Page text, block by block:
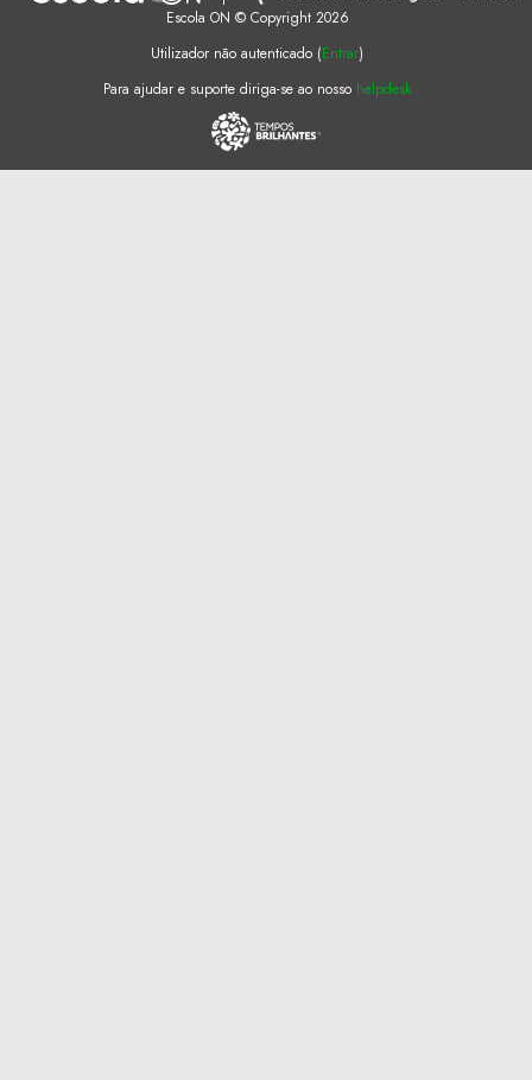
Escola ON © Copyright 2026
Utilizador não autenticado (Entrar)
Para ajudar e suporte diriga-se ao nosso helpdesk